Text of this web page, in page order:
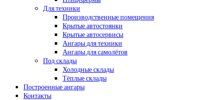
Для техники
Производственные помещения
Крытые автостоянки
Крытые автосервисы
Ангары для техники
Ангары для самолётов
Под склады
Холодные склады
Тёплые склады
Построенные ангары
Контакты